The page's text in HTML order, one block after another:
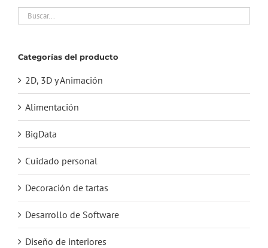
Categorías del producto
2D, 3D y Animación
Alimentación
BigData
Cuidado personal
Decoración de tartas
Desarrollo de Software
Diseño de interiores